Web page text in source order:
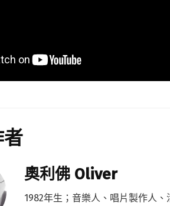
奧利佛 Oliver
1982年生；音樂人、唱片製作人